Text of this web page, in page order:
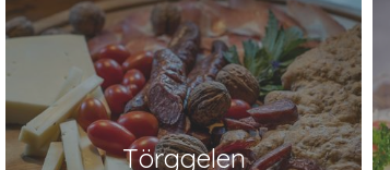
Törggelen